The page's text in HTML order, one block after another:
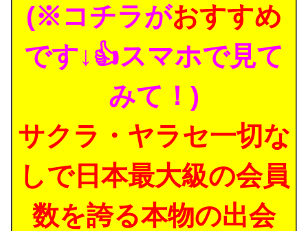
(※コチラがおすすめ
です↓👍スマホで見て
みて！)
サクラ・ヤラセ一切な
しで日本最大級の会員
数を誇る本物の出会